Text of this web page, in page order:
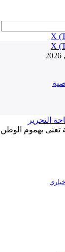
X
X
بهموم الوطن